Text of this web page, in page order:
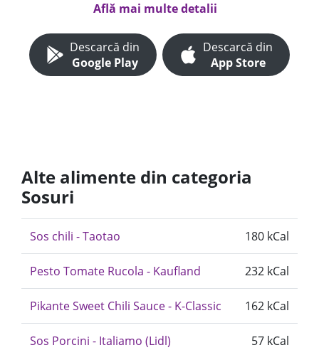
Află mai multe detalii
Descarcă din
Google Play
Descarcă din
App Store
Alte alimente din categoria
Sosuri
Sos chili - Taotao 180 kCal
Pesto Tomate Rucola - Kaufland 232 kCal
Pikante Sweet Chili Sauce - K-Classic 162 kCal
Sos Porcini - Italiamo (Lidl) 57 kCal